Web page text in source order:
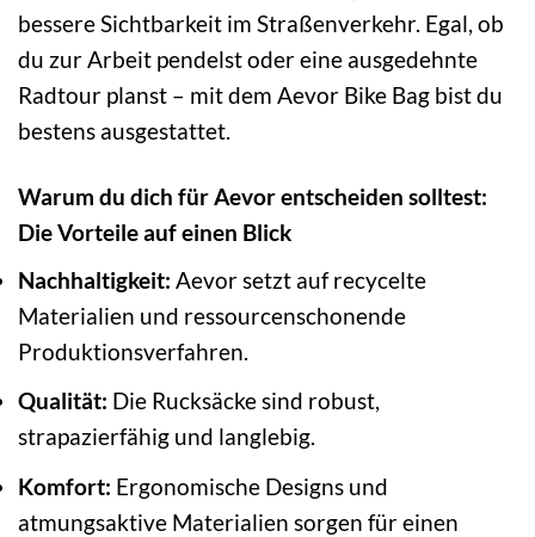
bessere Sichtbarkeit im Straßenverkehr. Egal, ob
du zur Arbeit pendelst oder eine ausgedehnte
Radtour planst – mit dem Aevor Bike Bag bist du
bestens ausgestattet.
Warum du dich für Aevor entscheiden solltest:
Die Vorteile auf einen Blick
Nachhaltigkeit: Aevor setzt auf recycelte
Materialien und ressourcenschonende
Produktionsverfahren.
Qualität: Die Rucksäcke sind robust,
strapazierfähig und langlebig.
Komfort: Ergonomische Designs und
atmungsaktive Materialien sorgen für einen